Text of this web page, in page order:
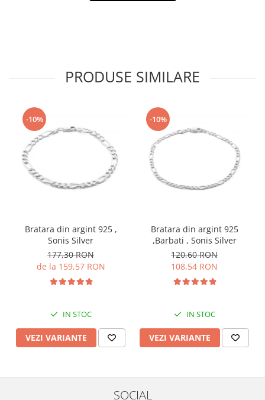
PRODUSE SIMILARE
-10%
Bratara din argint 925 ,
Sonis Silver
177,30 RON
de la 159,57 RON
IN STOC
VEZI VARIANTE
-10%
Bratara din argint 925
,Barbati , Sonis Silver
120,60 RON
108,54 RON
IN STOC
VEZI VARIANTE
SOCIAL